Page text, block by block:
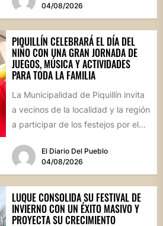
04/08/2026
PIQUILLÍN CELEBRARÁ EL DÍA DEL
NIÑO CON UNA GRAN JORNADA DE
JUEGOS, MÚSICA Y ACTIVIDADES
PARA TODA LA FAMILIA
La Municipalidad de Piquillín invita
a vecinos de la localidad y la región
a participar de los festejos por el...
El Diario Del Pueblo
04/08/2026
LUQUE CONSOLIDA SU FESTIVAL DE
INVIERNO CON UN ÉXITO MASIVO Y
PROYECTA SU CRECIMIENTO